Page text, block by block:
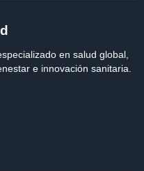
en salud global,
e innovación sanitaria.